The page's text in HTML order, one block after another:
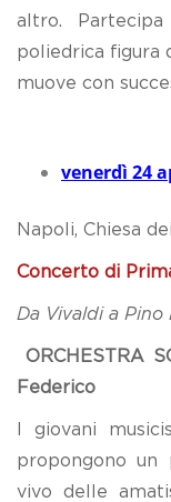
altro.
poliedrica figura
muove con
venerdì 24
Napoli, Chiesa
Concerto di
Da Vivaldi a Pino
ORCHESTRA
Federico
I giovani
propongono un
vivo delle